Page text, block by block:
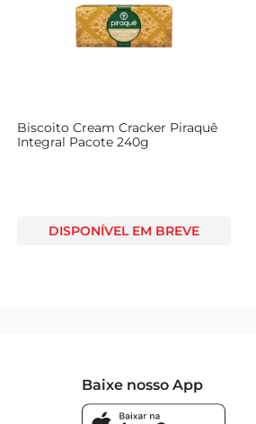
nutricionais que atendem
prazer sem culpa.
Biscoito Cream Cracker Piraquê
Integral Pacote 240g
DISPONÍVEL EM BREVE
Baixe nosso App